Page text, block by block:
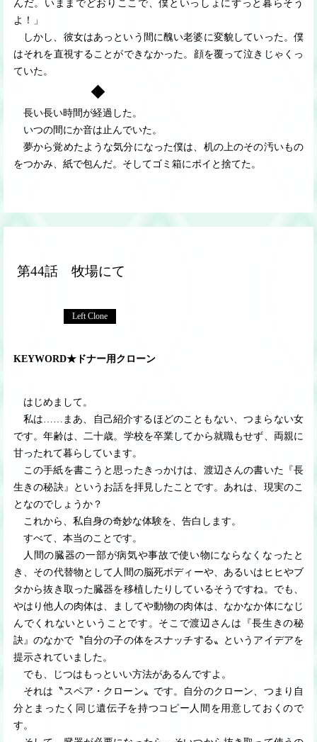
んだ。いままでどおりここで、僕といっしょにずっと暮らそう
よ！」
しかし、彼女はあっという間に醜い老婆に変貌していった。僕
はそれを直視することができなかった。顔を覆って泣きじゃくっ
ていた。
◆
長い長い時間が経過した。
いつの間にか音は止んでいた。
夢から覚めたような気分になった僕は、机の上のその汚いもの
をつかみ、紙で包んだ。そしてゴミ箱にポイと捨てた。
第44話 牧場にて
Left Clone
KEYWORD★ドナー用クローン
はじめまして。
私は…… まあ、自己紹介するほどのこともない、つまらない女
です。年齢は、二十歳。学校を卒業してから就職もせず、両親に
甘ったれて暮らしています。
この手紙を書こうと思ったきっかけは、渡辺さんの書いた『長
生きの秘訣』というお話を拝見したことです。あれは、現実のこ
となのでしょうか？
これから、私自身の奇妙な体験を、告白します。
すべて、本当のことです。
人間の臓器の一部が病気や事故で使い物にならなくなったと
き、その代替物として人間の脳死ボディーや、あるいはヒヒやブ
タから抜き取った臓器を移植したりしているそうですね。でも、
やはり他人の肉体は、ましてや動物の肉体は、なかなか体になじ
んでくれないということです。そこで渡辺さんは『長生きの秘
訣』のなかで〝自分の子の体をスナッチする〟というアイデアを
提示されていました。
でも、じつはもっといい方法があるんですよ。
それは〝スペア・クローン〟です。自分のクローン、つまり自
分とまったく同じ遺伝子を持つコピー人間を用意しておくので
す。